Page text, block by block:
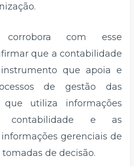
corrobora com esse
que a contabilidade
que apoia e
de gestão das
que utiliza informações
contabilidade e as
gerenciais de
de decisão.